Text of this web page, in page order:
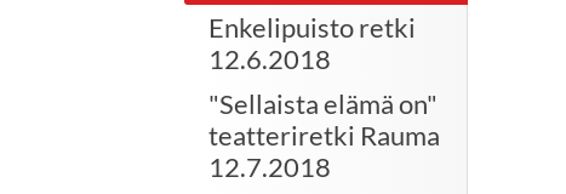
Enkelipuisto retki
12.6.2018
"Sellaista elämä on"
teatteriretki Rauma
12.7.2018